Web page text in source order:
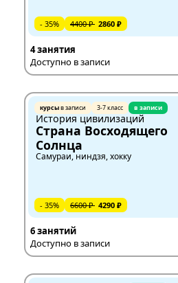
- 35% 4400 ₽ 2860 ₽
4 занятия
Доступно в записи
курсыв записи 3-7 класс в записи
История цивилизаций
Страна Восходящего
Солнца
Самураи, ниндзя, хокку
- 35% 6600 ₽ 4290 ₽
6 занятий
Доступно в записи